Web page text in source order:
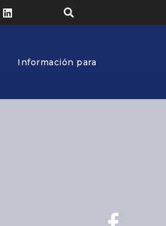
Información para